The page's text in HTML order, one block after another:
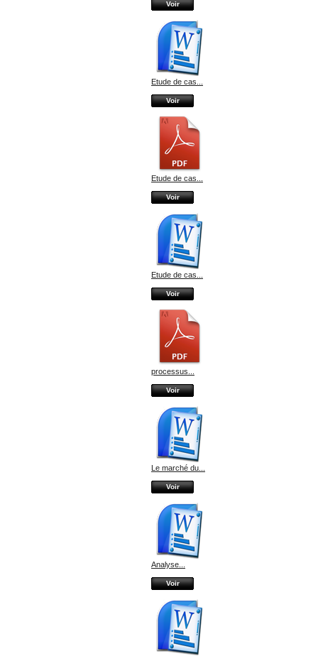
Voir
Etude de cas...
Voir
Etude de cas...
Voir
Etude de cas...
Voir
processus...
Voir
Le marché du...
Voir
Analyse...
Voir